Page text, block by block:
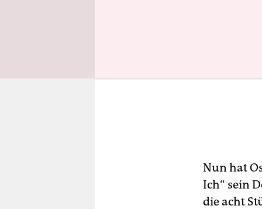
Nun hat
Ich“ sein
die acht